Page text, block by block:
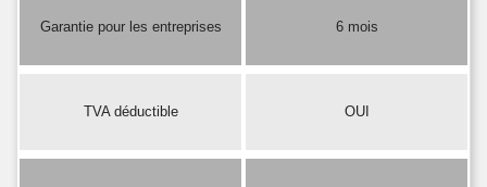
Garantie pour les entreprises 6 mois
TVA déductible OUI